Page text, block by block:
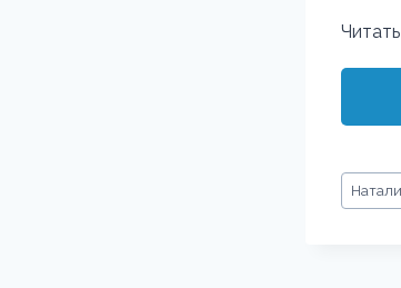
Метки
записи: